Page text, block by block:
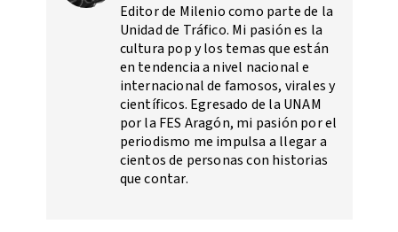
Editor de Milenio como parte de la
Unidad de Tráfico. Mi pasión es la
cultura pop y los temas que están
en tendencia a nivel nacional e
internacional de famosos, virales y
científicos. Egresado de la UNAM
por la FES Aragón, mi pasión por el
periodismo me impulsa a llegar a
cientos de personas con historias
que contar.